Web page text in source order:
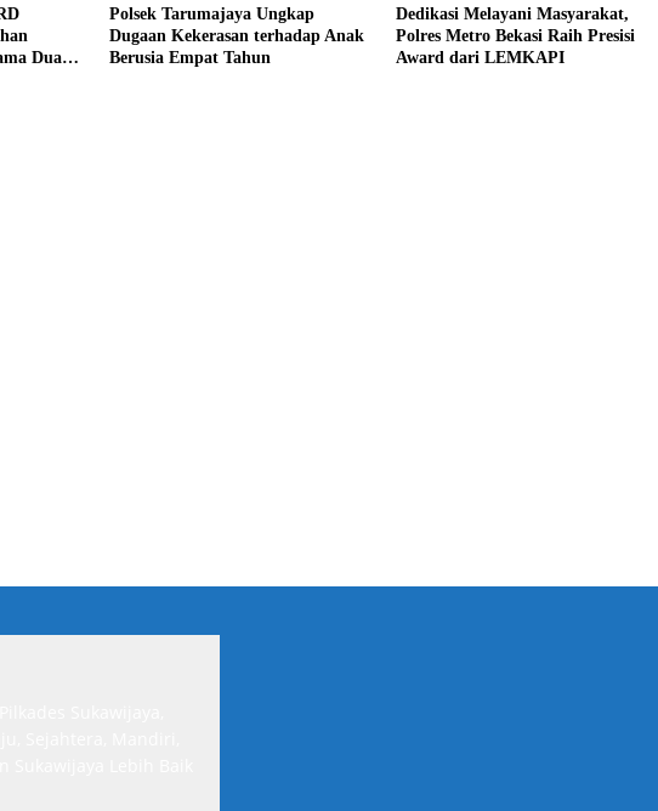
Dua
Polsek Tarumajaya Ungkap
Dugaan Kekerasan terhadap Anak
Berusia Empat Tahun
Dedikasi Melayani Masyarakat,
Polres Metro Bekasi Raih Presisi
Award dari LEMKAPI